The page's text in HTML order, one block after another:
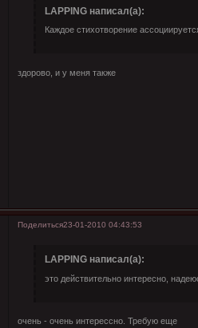
LAPPING написал(а):
Каждое стихотворение
здорово, и у меня также
Поделиться23-01-2010 04:43:53
LAPPING написал(а):
это действительно интересно,
очень - очень интерессно. Требую еще